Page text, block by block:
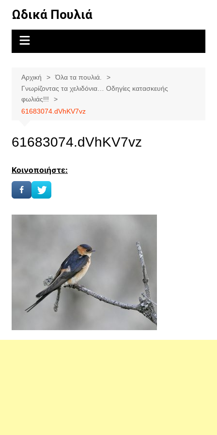
περιεχόμενο
Ωδικά Πουλιά
Αρχική
Όλα τα πουλιά.
Γνωρίζοντας τα χελιδόνια… Οδηγίες κατασκευής
φωλιάς!!!
61683074.dVhKV7vz
61683074.dVhKV7vz
Κοινοποιήστε: